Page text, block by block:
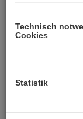
Technisch
Cookies
Statistik